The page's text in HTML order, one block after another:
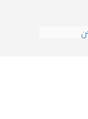
الإسلامية